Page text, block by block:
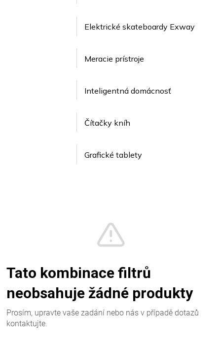
Elektrické skateboardy Exway
Meracie prístroje
Inteligentná domácnosť
Čítačky kníh
Grafické tablety